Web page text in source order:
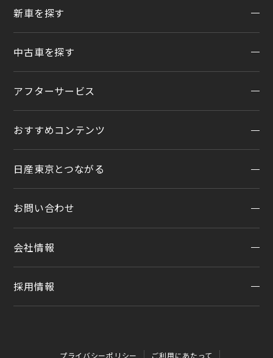
地域から探す
店舗リニューアル情報
店舗統合・移転のお知らせ
新車を探す
試乗車・展示車検索
クルマのサブスク（P.O.P）
オンライン相談予約
オンライン見積り
カタログ請求
カーラインアップ
中古車を探す
在庫車一覧
アフターサービス
アフターサービスTOP
点検
メンテプロパック
メンテナンス商品TOP
季節のおすすめ商品
おすすめコンテンツ
おすすめコンテンツ
日産東京とつながる
公式LINEアカウント
公式Youtubeアカウント
コラム「クルマと暮らす」
お問い合わせ
お問い合わせTOP
会社情報
会社情報
採用情報
プライバシーポリシー ご利用にあたって